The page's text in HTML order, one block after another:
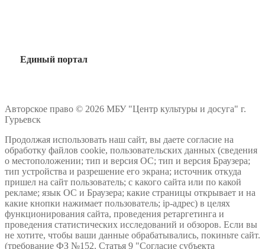
Единый портал
Авторское право © 2026 МБУ "Центр культуры и досуга" г.
Гурьевск
Продолжая использовать наш сайт, вы даете согласие на
обработку файлов cookie, пользовательских данных (сведения
о местоположении; тип и версия ОС; тип и версия Браузера;
тип устройства и разрешение его экрана; источник откуда
пришел на сайт пользователь; с какого сайта или по какой
рекламе; язык ОС и Браузера; какие страницы открывает и на
какие кнопки нажимает пользователь; ip-адрес) в целях
функционирования сайта, проведения ретаргетинга и
проведения статистических исследований и обзоров. Если вы
не хотите, чтобы ваши данные обрабатывались, покиньте сайт.
(требование ФЗ №152. Статья 9 "Согласие субъекта